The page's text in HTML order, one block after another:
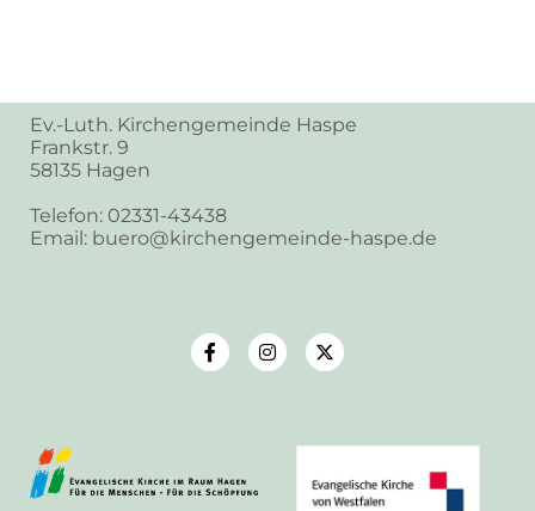
Ev.-Luth. Kirchengemeinde Haspe
Frankstr. 9
58135 Hagen
Telefon: 02331-43438
Email: buero@kirchengemeinde-haspe.de